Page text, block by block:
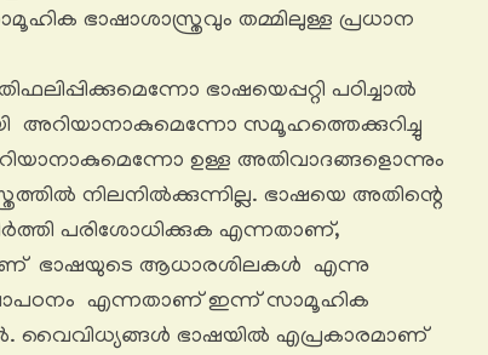
ഭാഷാശാസ്ത്രവും തമ്മിലുള്ള പ്രധാന
ഭാഷയെപ്പറ്റി പഠിച്ചാൽ
അറിയാനാകുമെന്നോ സമൂഹത്തെക്കുറിച്ചു
ഉള്ള അതിവാദങ്ങളൊന്നും
നിലനിൽക്കുന്നില്ല. ഭാഷയെ അതിന്റെ
പരിശോധിക്കുക എന്നതാണ്,
ഭാഷയുടെ ആധാരശിലകൾ എന്നു
എന്നതാണ് ഇന്ന് സാമൂഹിക
വൈവിധ്യങ്ങൾ ഭാഷയിൽ എപ്രകാരമാണ്